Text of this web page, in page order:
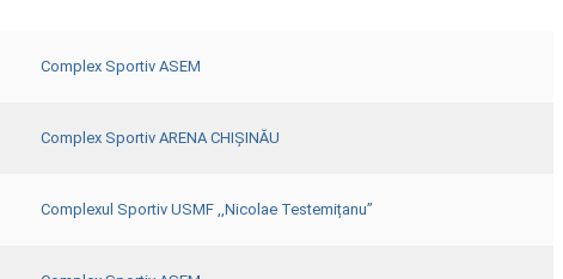
Complex Sportiv ASEM
Complex Sportiv ARENA CHIȘINĂU
Complexul Sportiv USMF ,,Nicolae Testemițanu”